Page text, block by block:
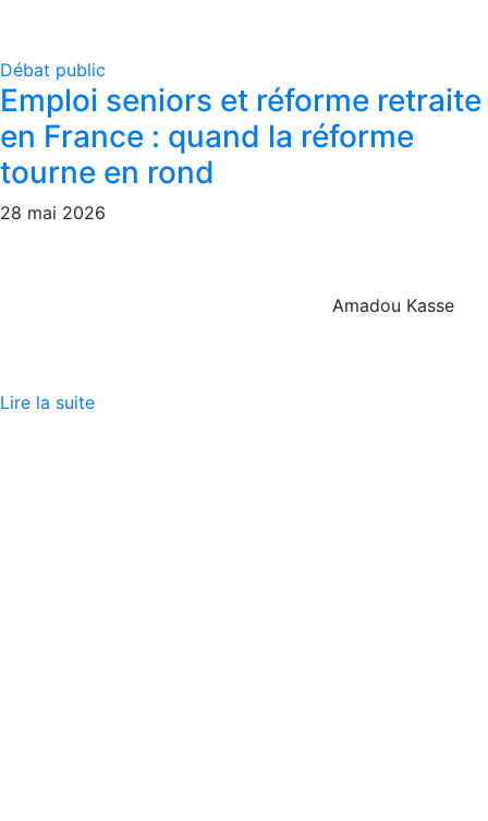
Débat public
Emploi seniors et réforme retraite
en France : quand la réforme
tourne en rond
28 mai 2026
Amadou Kasse
Lire la suite